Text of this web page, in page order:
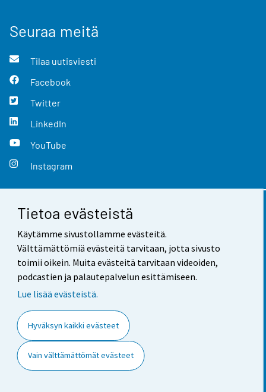
Tietoa evästeistä
Käytämme sivustollamme evästeitä.
Välttämättömiä evästeitä tarvitaan, jotta sivusto
toimii oikein. Muita evästeitä tarvitaan videoiden,
podcastien ja palautepalvelun esittämiseen.
Lue lisää evästeistä.
Hyväksyn kaikki evästeet
Vain välttämättömät evästeet
Seuraa meitä
Tilaa uutisviesti
Facebook
Twitter
LinkedIn
YouTube
Instagram
Yhteystiedot
Palaute
Käyttöehdot
Saavutettavuus
Tietoa sivustosta
Evästeasetukset